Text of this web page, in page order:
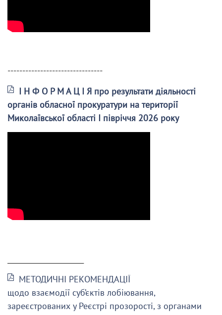
--------------------------------
І Н Ф О Р М А Ц І Я про результати діяльності
органів обласної прокуратури на території
Миколаївської області І півріччя 2026 року
МЕТОДИЧНІ РЕКОМЕНДАЦІЇ
щодо взаємодії суб’єктів лобіювання,
зареєстрованих у Реєстрі прозорості, з органами